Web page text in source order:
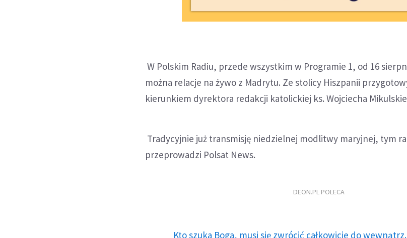
W Polskim Radiu, przede wszystkim w Programie 1, od 16
można relacje na żywo z Madrytu. Ze stolicy Hiszpanii
kierunkiem dyrektora redakcji katolickiej ks. Wojciecha
Tradycyjnie już transmisję niedzielnej modlitwy maryjnej, tym
przeprowadzi Polsat News.
DEON.PL POLECA
Kto szuka Boga, musi się zwrócić całkowicie do